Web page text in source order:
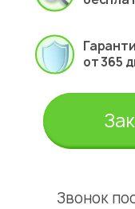
от 365
Звонок